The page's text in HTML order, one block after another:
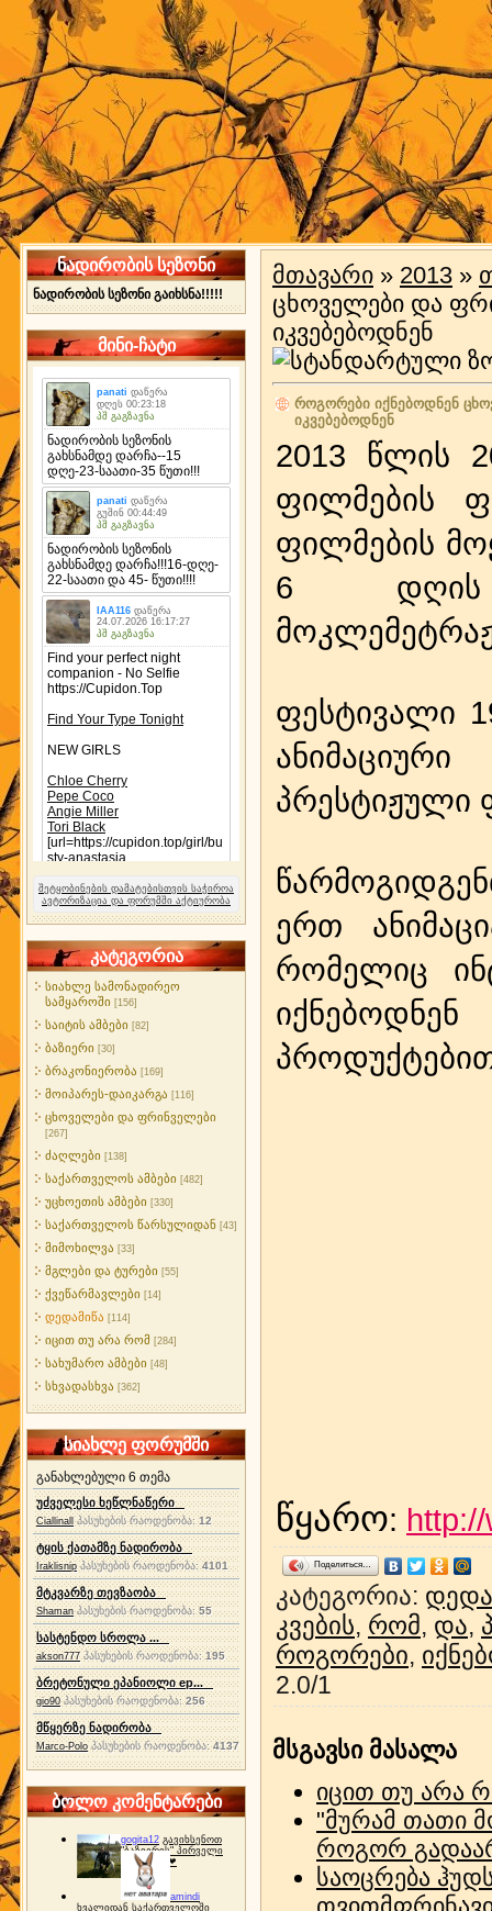
ნადირობის სეზონი
ნადირობის სეზონი გაიხსნა!!!!!
მინი-ჩატი
შეტყობინების დამატებისთვის საჭიროა
ავტორიზაცია და ფორუმში აქტიურობა
კატეგორია
სიახლე სამონადირეო
სამყაროში [156]
საიტის ამბები [82]
ბაზიერი [30]
ბრაკონიერობა [169]
მოიპარეს-დაიკარგა [116]
ცხოველები და ფრინველები
[267]
ძაღლები [138]
საქართველოს ამბები [482]
უცხოეთის ამბები [330]
საქართველოს წარსულიდან [43]
მიმოხილვა [33]
მგლები და ტურები [55]
ქვეწარმავლები [14]
დედამიწა [114]
იცით თუ არა რომ [284]
სახუმარო ამბები [48]
სხვადასხვა [362]
სიახლე ფორუმში
განახლებული 6 თემა
უძველესი ხეწლნაწერი
Ciallinall პასუხების რაოდენობა:12
ტყის ქათამზე ნადირობა
Iraklisnip პასუხების რაოდენობა: 4101
მტკვარზე თევზაობა
Shaman პასუხების რაოდენობა:55
სასტენდო სროლა ...
akson777 პასუხების რაოდენობა:195
ბრეტონული ეპანიოლი ep...
gio90 პასუხების რაოდენობა:256
მწყერზე ნადირობა
Marco-Polo პასუხების რაოდენობა:4137
ბოლო კომენტარები
gogita12 გავიხსენოთ
"ბაზიერის" პირველი
ტურნირი ❤
amindi
ხვალიდან საქართველოში
მთავარი » 2013 »
ცხოველები და
იკვებებოდნენ
როგორები იქნებოდნენ
იკვებებოდნენ
2013 წლის
ფილმების
ფილმების
6 დღის
ფესტივალი
პრესტიჟული
ერთ
რომელიც
წყარო:
Поделиться…
კატეგორია:
კვების, რომ, და,
როგორები,
2.0/1
მსგავსი მასალა
იცით თუ არა
"მურამ თათი
როგორ
საოცრება